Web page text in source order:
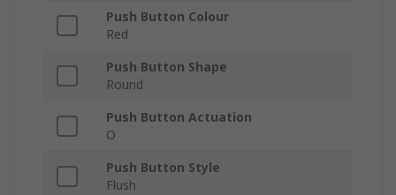
Push Button Colour
Red
Push Button Shape
Round
Push Button Actuation
O
Push Button Style
Flush